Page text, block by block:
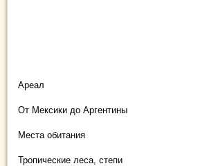
Ареал
От Мексики до Аргентины
Места обитания
Тропические леса, степи